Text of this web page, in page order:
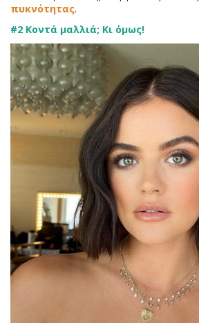
πυκνότητας.
#2 Κοντά μαλλιά; Κι όμως!